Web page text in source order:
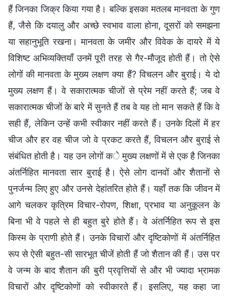
हैं जिनका जिक्र किया गया है। बल्कि इसका मतलब मानवता के गुण
हैं, जैसे कि दयालु और अच्छे स्वभाव वाला होना, दूसरों को समझना
या सहानुभूति रखना। मानवता के जमीर और विवेक के दायरे में ये
विशिष्ट अभिव्यक्तियाँ उनमें पूरी तरह से गैर-मौजूद होती हैं। तो ऐसे
लोगों की मानवता के मुख्य लक्षण क्या हैं? विचलन और बुराई। ये दो
मुख्य लक्षण हैं। वे सकारात्मक चीजों से प्रेम नहीं करते हैं; जब वे
सकारात्मक चीजों के बारे में सुनते हैं तब वे यह तो मान सकते हैं कि वे
सही हैं, लेकिन उन्हें कभी स्वीकार नहीं करते हैं। उनके दिलों में हर
चीज और हर वह चीज जो वे प्रकट करते हैं, विचलन और बुराई से
संबंधित होती है। यह उन लोगों के मुख्य लक्षणों में से एक है जिनका
अंतर्निहित मानवता सार बुराई है। ऐसे लोग दानवों और शैतानों से
पुनर्जन्म लिए हुए और उनसे देहांतरित होते हैं। यहाँ तक कि जीवन में
आगे चलकर कृत्रिम विचार-रोपण, शिक्षा, प्रभाव या अनुकूलन के
बिना भी वे पहले से ही बहुत बुरे होते हैं। वे अंतर्निहित रूप से इस
किस्म के प्राणी होते हैं। उनके विचारों और दृष्टिकोणों में अंतर्निहित
रूप से ऐसी बहुत-सी सारभूत चीजें होती हैं जो शैतान की हैं। उस पर
वे जन्म के बाद शैतान की बुरी प्रवृत्तियों से और भी ज्यादा भ्रामक
विचारों और दृष्टिकोणों को स्वीकारते हैं। इसलिए, यह कहा जा